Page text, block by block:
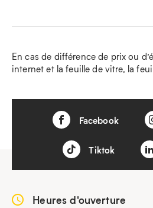
En cas de différence de prix ou
internet et la feuille de vitre, la
Facebook
Tiktok
Heures d'ouverture